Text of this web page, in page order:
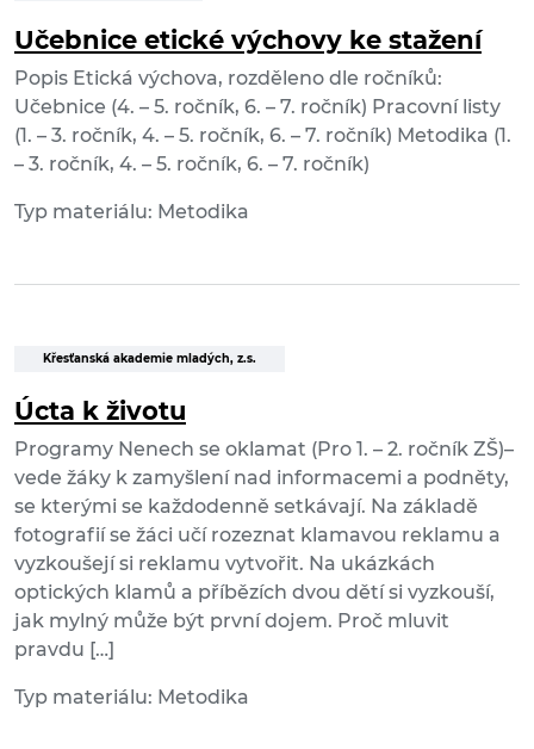
Učebnice etické výchovy ke stažení
Popis Etická výchova, rozděleno dle ročníků:
Učebnice (4. – 5. ročník, 6. – 7. ročník) Pracovní listy
(1. – 3. ročník, 4. – 5. ročník, 6. – 7. ročník) Metodika (1.
– 3. ročník, 4. – 5. ročník, 6. – 7. ročník)
Typ materiálu: Metodika
Křesťanská akademie mladých, z.s.
Úcta k životu
Programy Nenech se oklamat (Pro 1. – 2. ročník ZŠ)–
vede žáky k zamyšlení nad informacemi a podněty,
se kterými se každodenně setkávají. Na základě
fotografií se žáci učí rozeznat klamavou reklamu a
vyzkoušejí si reklamu vytvořit. Na ukázkách
optických klamů a příbězích dvou dětí si vyzkouší,
jak mylný může být první dojem. Proč mluvit
pravdu […]
Typ materiálu: Metodika